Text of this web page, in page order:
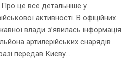
Про це все детальніше у
активності. В офіційних
влади з’явилась інформація
артилерійських снарядів
передав Києву...